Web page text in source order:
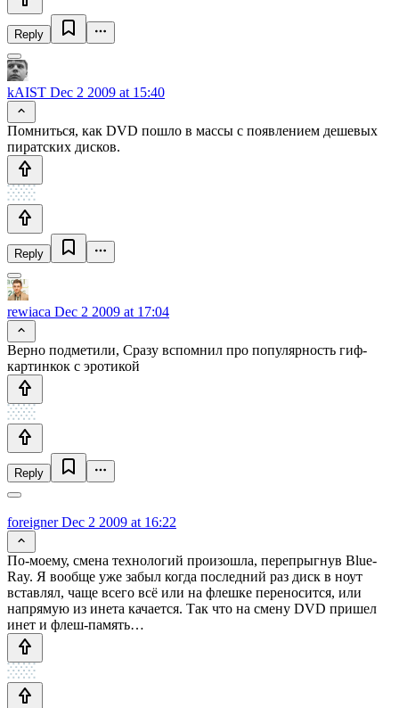
Reply
kAIST Dec 2 2009 at 15:40
Помниться, как DVD пошло в массы с появлением дешевых
пиратских дисков.
Reply
rewiaca Dec 2 2009 at 17:04
Верно подметили, Сразу вспомнил про популярность гиф-
картинкок с эротикой
Reply
foreignerDec 2 2009 at 16:22
По-моему, смена технологий произошла, перепрыгнув Blue-
Ray. Я вообще уже забыл когда последний раз диск в ноут
вставлял, чаще всего всё или на флешке переносится, или
напрямую из инета качается. Так что на смену DVD пришел
инет и флеш-память…